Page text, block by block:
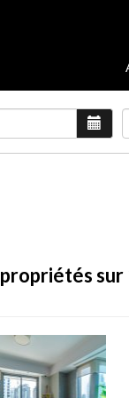
propriétés